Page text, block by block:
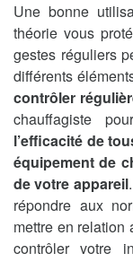
Une bonne
théorie vous
gestes réguliers
différents
contrôler
chauffagiste
l’efficacité de
équipement de
de votre appareil
répondre aux
mettre en relation
contrôler votre